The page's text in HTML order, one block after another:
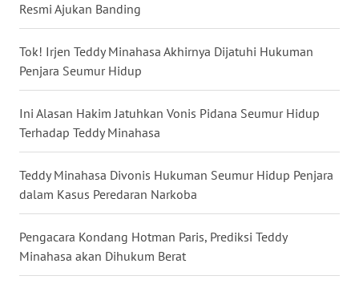
Resmi Ajukan Banding
Tok! Irjen Teddy Minahasa Akhirnya Dijatuhi Hukuman
Penjara Seumur Hidup
Ini Alasan Hakim Jatuhkan Vonis Pidana Seumur Hidup
Terhadap Teddy Minahasa
Teddy Minahasa Divonis Hukuman Seumur Hidup Penjara
dalam Kasus Peredaran Narkoba
Pengacara Kondang Hotman Paris, Prediksi Teddy
Minahasa akan Dihukum Berat
WN
SUMBAR
WN
SUMSEL
WN
WN
WN
JATENG